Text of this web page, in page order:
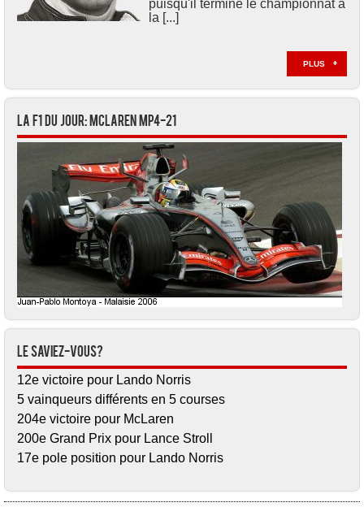
puisqu'il termine le championnat à
la [...]
PLUS
La F1 du jour: McLaren MP4-21
Le saviez-vous?
12e victoire pour Lando Norris
5 vainqueurs différents en 5 courses
204e victoire pour McLaren
200e Grand Prix pour Lance Stroll
17e pole position pour Lando Norris